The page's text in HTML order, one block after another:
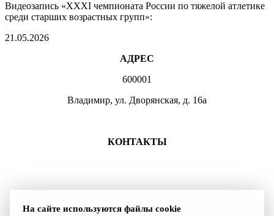
Видеозапись «ХХХI чемпионата России по тяжелой атлетике
среди старших возрастных групп»:
21.05.2026
АДРЕС
600001
Владимир, ул. Дворянская, д. 16а
КОНТАКТЫ
atlet@sport.gov33.ru
На сайте используются файлы cookie